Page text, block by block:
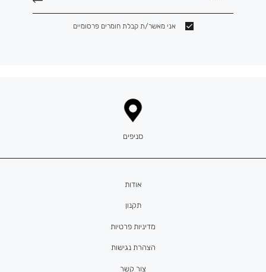
אני מאשר/ת קבלת חומרים פרסומיים
אודות
תקנון
מדיניות פרטיות
הצהרת נגישות
צור קשר
סניפים